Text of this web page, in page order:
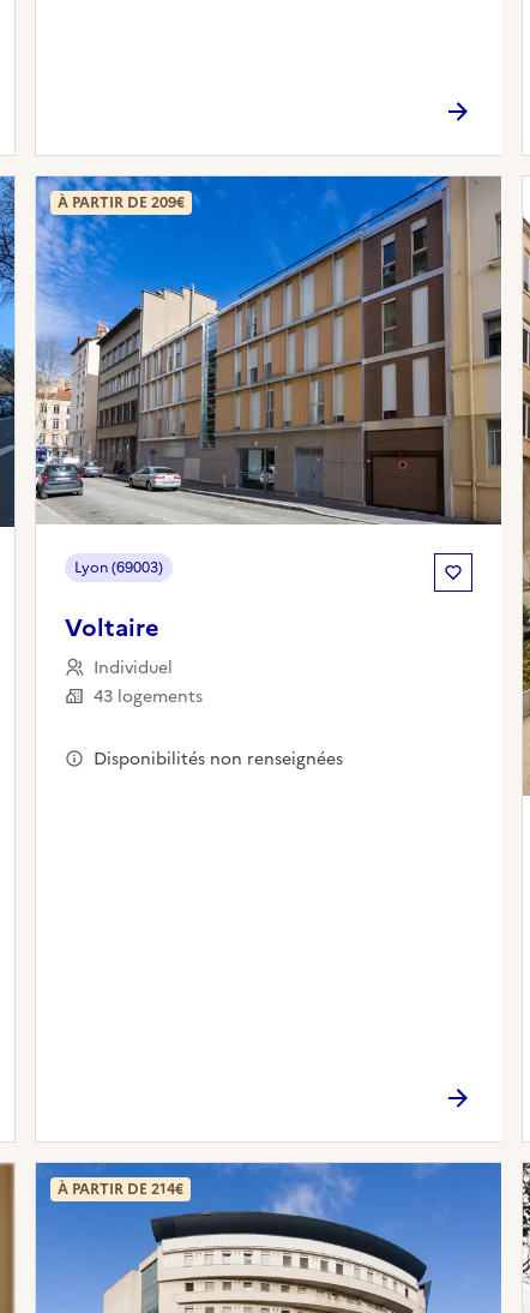
Voltaire
Individuel
43 logements
Disponibilités non renseignées
Lyon (69003)
À PARTIR DE 209€
À PARTIR DE 214€